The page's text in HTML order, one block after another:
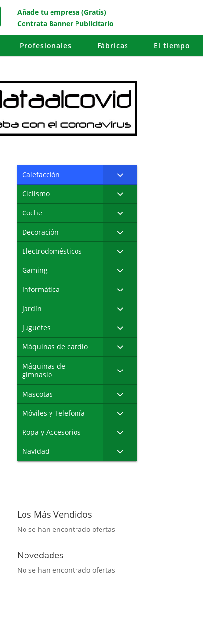
Añade tu empresa (Gratis)
Contrata Banner Publicitario
Profesionales Fábricas El tiempo
Calefacción
Ciclismo
Coche
Decoración
Electrodomésticos
Gaming
Informática
Jardín
Juguetes
Máquinas de cardio
Máquinas de
gimnasio
Mascotas
Móviles y Telefonía
Ropa y Accesorios
Navidad
Los Más Vendidos
No se han encontrado ofertas
Novedades
No se han encontrado ofertas